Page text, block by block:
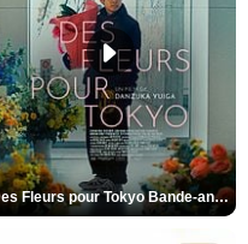
Des Fleurs pour Tokyo Bande-annonce VO STFR